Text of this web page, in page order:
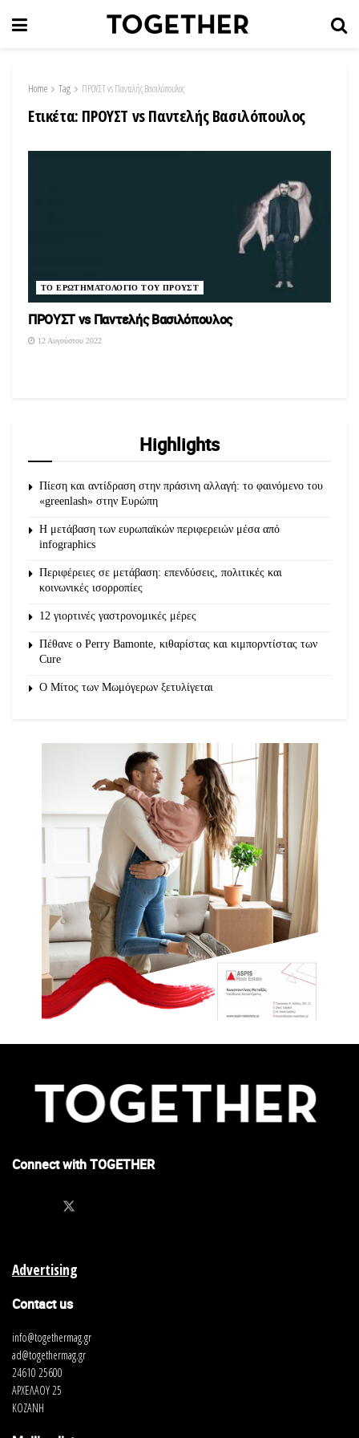
Home Tag ΠΡΟΥΣΤ vs Παντελής Βασιλόπουλος
Ετικέτα: ΠΡΟΥΣΤ vs Παντελής Βασιλόπουλος
TO ΕΡΩΤΗΜΑΤΟΛΟΓΙΟ ΤΟΥ ΠΡΟΥΣΤ
ΠΡΟΥΣΤ vs Παντελής Βασιλόπουλος
12 Αυγούστου 2022
Highlights
Πίεση και αντίδραση στην πράσινη αλλαγή: το φαινόμενο του
«greenlash» στην Ευρώπη
Η μετάβαση των ευρωπαϊκών περιφερειών μέσα από
infographics
Περιφέρειες σε μετάβαση: επενδύσεις, πολιτικές και
κοινωνικές ισορροπίες
12 γιορτινές γαστρονομικές μέρες
Πέθανε ο Perry Bamonte, κιθαρίστας και κιμπορντίστας των
Cure
O Μίτος των Μωμόγερων ξετυλίγεται
Connect with TOGETHER
Advertising
Contact us
info@togethermag.gr
ad@togethermag.gr
24610 25600
ΑΡΧΕΛΑΟΥ 25
ΚΟΖΑΝΗ